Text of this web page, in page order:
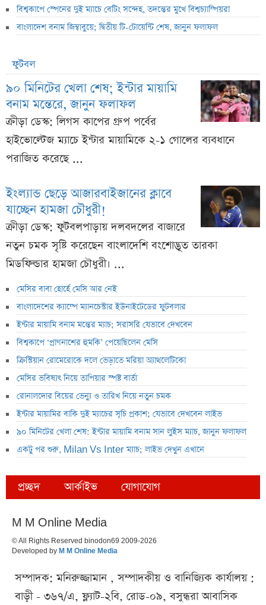
বিশ্বকাপে স্পেনের দুই ম্যাচে বেটিং সন্দেহ, তদন্তের মুখে বিশ্বচ্যাম্পিয়রা
বাংলাদেশ বনাম জিম্বাবুয়ে; দ্বিতীয় টি-টোয়েন্টি শেষ, জানুন ফলাফল
ফুটবল
৯০ মিনিটের খেলা শেষ; ইন্টার মায়ামি
বনাম মন্তেরে, জানুন ফলাফল
ক্রীড়া ডেস্ক: লিগস কাপের গ্রুপ পর্বের
হাইভোল্টেজ ম্যাচে ইন্টার মায়ামিকে ২-১ গোলের ব্যবধানে
পরাজিত করেছে ...
ইংল্যান্ড ছেড়ে আজারবাইজানের ক্লাবে
যাচ্ছেন হামজা চৌধুরী!
ক্রীড়া ডেস্ক: ফুটবলপাড়ায় দলবদলের বাজারে
নতুন চমক সৃষ্টি করেছেন বাংলাদেশি বংশোদ্ভূত তারকা
মিডফিল্ডার হামজা চৌধুরী। ...
মেসির বাবা হোর্হে মেসি আর নেই
বাংলাদেশের ক্যাম্পে ম্যানচেস্টার ইউনাইটেডের ফুটবলার
ইন্টার মায়ামি বনাম মন্তের ম্যাচ; সরাসরি যেভাবে দেখবেন
বিশ্বকাপে ‘প্রাণনাশের হুমকি’ পেয়েছিলেন মেসি
ক্রিস্টিয়ান রোমেরোকে দলে ভেড়াতে মরিয়া অ্যাথলেটিকো
মেসির ভবিষ্যৎ নিয়ে তাপিয়ার স্পষ্ট বার্তা
রোনালদোর বিয়ের ভেন্যু ও তারিখ নিয়ে নতুন চমক
ইন্টার মায়ামির বাকি দুই ম্যাচের সূচি প্রকাশ; যেভাবে দেখবেন লাইভ
৯০ মিনিটের খেলা শেষ: ইন্টার মায়ামি বনাম সান লুইস ম্যাচ, জানুন ফলাফল
একটু পর শুরু, Milan Vs Inter ম্যাচ; লাইভ দেখুন এখানে
প্রচ্ছদ আর্কাইভ যোগাযোগ
M M Online Media
© All Rights Reserved binodon69 2009-2026
Developed by M M Online Media
সম্পাদক: মনিরুজ্জামান , সম্পাদকীয় ও বানিজ্যিক কার্যালয় :
বাড়ী - ৩৬৭/এ, ফ্ল্যাট-২বি, রোড-০৯, বসুন্ধরা আবাসিক